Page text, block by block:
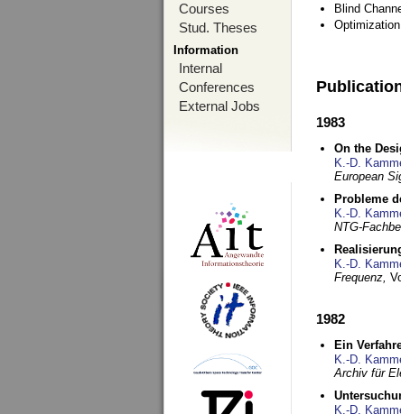
Courses
Stud. Theses
Information
Internal
Conferences
External Jobs
Blind
1983
On the
K.-D.
European
Probleme
K.-D.
NTG-
K.-D.
Frequenz,
1982
Ein
K.-D.
Archiv für
K.-D.